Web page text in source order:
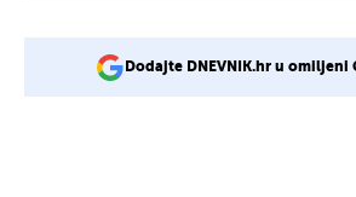
Dodajte DNEVNIK.hr u omiljeni